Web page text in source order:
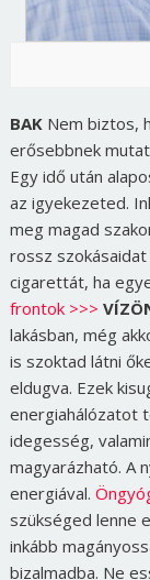
BAKNem biztos,
erősebbnek
Egy idő után
az igyekezeted.
meg magad
rossz
cigarettát, ha
frontok >>>
lakásban, még
is szoktad látni
eldugva. Ezek
energiahálózatot
idegesség,
magyarázható. A
energiával.
szükséged lenne
inkább
bizalmadba. Ne